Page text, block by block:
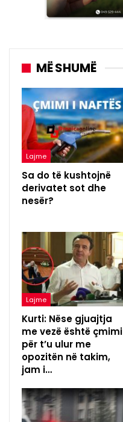
MË SHUMË
Lajme
Sa do të kushtojnë
derivatet sot dhe
nesër?
Lajme
Kurti: Nëse gjuajtja
me vezë është çmimi
për t’u ulur me
opozitën në takim,
jam i…